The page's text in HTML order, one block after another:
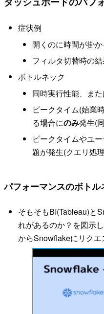
症状例
開くのに時間が掛か
フィルタ切替時の
ボトルネック
同時実行性能、ま
ピークタイム(始業
る場合にのみ発生(
ピークタイムやユ
題が発生(クエリ処
パフォーマンスのボトル
そもそもBI(Tableau)と
れがあるのか？を図示
からSnowflakeにリク